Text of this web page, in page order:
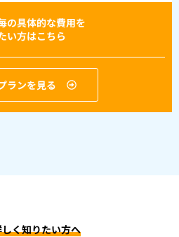
の具体的な費用を
い方はこちら
ランを見る
く知りたい方へ